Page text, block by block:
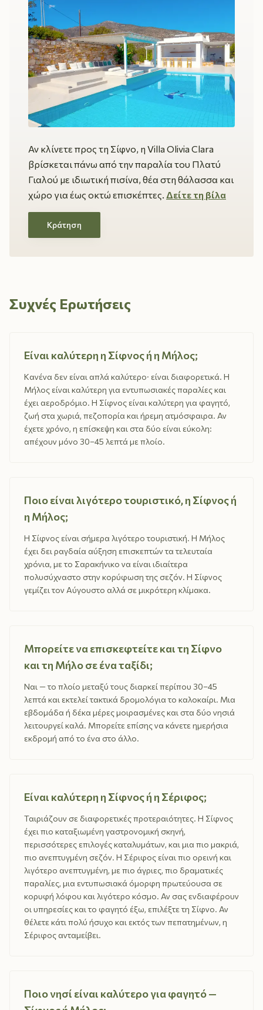
Αν κλίνετε προς τη Σίφνο, η Villa Olivia Clara
βρίσκεται πάνω από την παραλία του Πλατύ
Γιαλού με ιδιωτική πισίνα, θέα στη θάλασσα και
χώρο για έως οκτώ επισκέπτες. Δείτε τη βίλα
Κράτηση
Συχνές Ερωτήσεις
Είναι καλύτερη η Σίφνος ή η Μήλος;
Κανένα δεν είναι απλά καλύτερο· είναι διαφορετικά. Η
Μήλος είναι καλύτερη για εντυπωσιακές παραλίες και
έχει αεροδρόμιο. Η Σίφνος είναι καλύτερη για φαγητό,
ζωή στα χωριά, πεζοπορία και ήρεμη ατμόσφαιρα. Αν
έχετε χρόνο, η επίσκεψη και στα δύο είναι εύκολη:
απέχουν μόνο 30–45 λεπτά με πλοίο.
Ποιο είναι λιγότερο τουριστικό, η Σίφνος ή
η Μήλος;
Η Σίφνος είναι σήμερα λιγότερο τουριστική. Η Μήλος
έχει δει ραγδαία αύξηση επισκεπτών τα τελευταία
χρόνια, με το Σαρακήνικο να είναι ιδιαίτερα
πολυσύχναστο στην κορύφωση της σεζόν. Η Σίφνος
γεμίζει τον Αύγουστο αλλά σε μικρότερη κλίμακα.
Μπορείτε να επισκεφτείτε και τη Σίφνο
και τη Μήλο σε ένα ταξίδι;
Ναι — το πλοίο μεταξύ τους διαρκεί περίπου 30–45
λεπτά και εκτελεί τακτικά δρομολόγια το καλοκαίρι. Μια
εβδομάδα ή δέκα μέρες μοιρασμένες και στα δύο νησιά
λειτουργεί καλά. Μπορείτε επίσης να κάνετε ημερήσια
εκδρομή από το ένα στο άλλο.
Είναι καλύτερη η Σίφνος ή η Σέριφος;
Ταιριάζουν σε διαφορετικές προτεραιότητες. Η Σίφνος
έχει πιο καταξιωμένη γαστρονομική σκηνή,
περισσότερες επιλογές καταλυμάτων, και μια πιο μακριά,
πιο ανεπτυγμένη σεζόν. Η Σέριφος είναι πιο ορεινή και
λιγότερο ανεπτυγμένη, με πιο άγριες, πιο δραματικές
παραλίες, μια εντυπωσιακά όμορφη πρωτεύουσα σε
κορυφή λόφου και λιγότερο κόσμο. Αν σας ενδιαφέρουν
οι υπηρεσίες και το φαγητό έξω, επιλέξτε τη Σίφνο. Αν
θέλετε κάτι πολύ ήσυχο και εκτός των πεπατημένων, η
Σέριφος ανταμείβει.
Ποιο νησί είναι καλύτερο για φαγητό —